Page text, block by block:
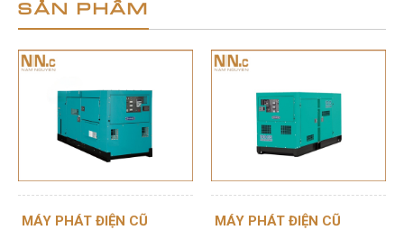
SẢN PHẨM
MÁY PHÁT ĐIỆN CŨ
MÁY PHÁT ĐIỆN CŨ